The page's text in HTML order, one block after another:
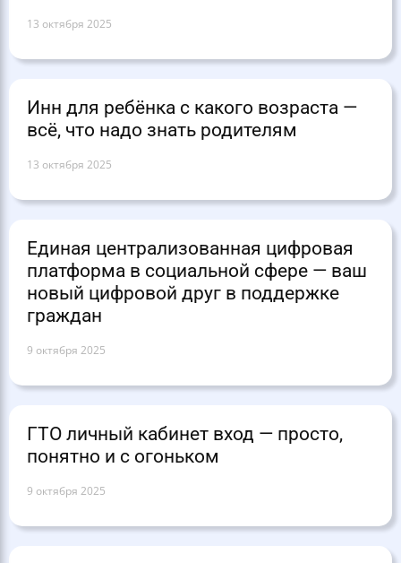
13 октября 2025
Инн для ребёнка с какого возраста —
всё, что надо знать родителям
13 октября 2025
Единая централизованная цифровая
платформа в социальной сфере — ваш
новый цифровой друг в поддержке
граждан
9 октября 2025
ГТО личный кабинет вход — просто,
понятно и с огоньком
9 октября 2025